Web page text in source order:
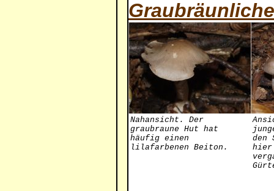
Nahansicht. Der
graubraune Hut hat
häufig einen
lilafarbenen Beiton.
den
hier